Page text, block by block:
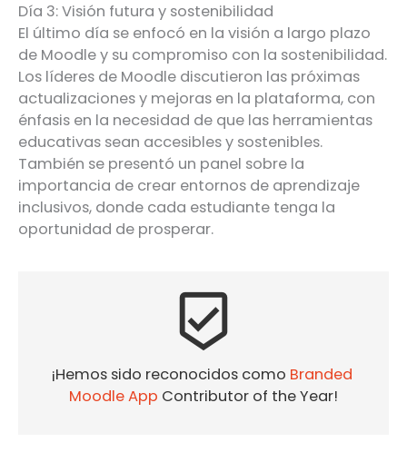
Día 3: Visión futura y sostenibilidad
El último día se enfocó en la visión a largo plazo
de Moodle y su compromiso con la sostenibilidad.
Los líderes de Moodle discutieron las próximas
actualizaciones y mejoras en la plataforma, con
énfasis en la necesidad de que las herramientas
educativas sean accesibles y sostenibles.
También se presentó un panel sobre la
importancia de crear entornos de aprendizaje
inclusivos, donde cada estudiante tenga la
oportunidad de prosperar.
beenhere
¡Hemos sido reconocidos como Branded
Moodle App Contributor of the Year!